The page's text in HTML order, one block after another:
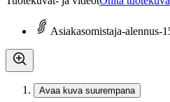
Asiakasomistaja-alennus-
Avaa kuva suurempana